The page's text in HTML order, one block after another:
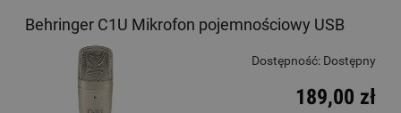
Behringer C1U Mikrofon pojemnościowy USB
Dostępność: Dostępny
189,00 zł